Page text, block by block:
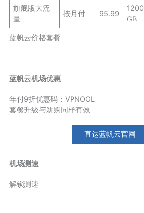
旗舰版大流
量
按月付 95.99
1200
GB
蓝帆云价格套餐
蓝帆云机场优惠
年付9折优惠码：VPNOOL
套餐升级与新购同样有效
直达蓝帆云官网
机场测速
解锁测速